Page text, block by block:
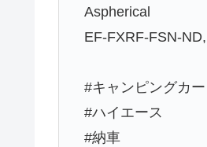
Aspherical
EF-FXRF-FSN-
#キャンピングカー
#ハイエース
#納車